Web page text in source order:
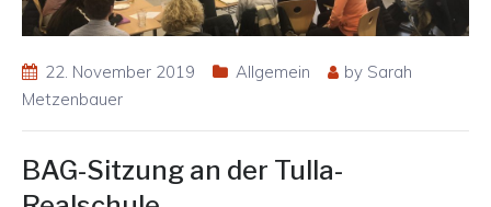
22. November 2019 Allgemein by Sarah
Metzenbauer
BAG-Sitzung an der Tulla-